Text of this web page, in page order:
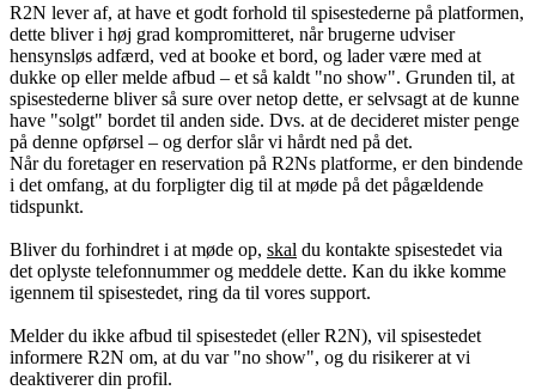
R2N lever af, at have et godt forhold til spisestederne på platformen,
dette bliver i høj grad kompromitteret, når brugerne udviser
hensynsløs adfærd, ved at booke et bord, og lader være med at
dukke op eller melde afbud – et så kaldt "no show". Grunden til, at
spisestederne bliver så sure over netop dette, er selvsagt at de kunne
have "solgt" bordet til anden side. Dvs. at de decideret mister penge
på denne opførsel – og derfor slår vi hårdt ned på det.
Når du foretager en reservation på R2Ns platforme, er den bindende
i det omfang, at du forpligter dig til at møde på det pågældende
tidspunkt.
Bliver du forhindret i at møde op, skal du kontakte spisestedet via
det oplyste telefonnummer og meddele dette. Kan du ikke komme
igennem til spisestedet, ring da til vores support.
Melder du ikke afbud til spisestedet (eller R2N), vil spisestedet
informere R2N om, at du var "no show", og du risikerer at vi
deaktiverer din profil.